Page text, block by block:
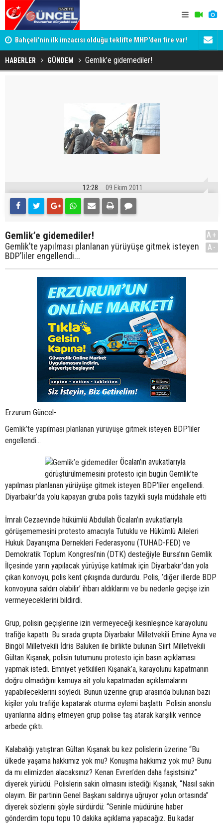
Bahçeli'nin ilk imzacısı olduğu teklifte MHP'den fire var!
İşte imzalamayan o isim
Siyaset-
HABERLER GÜNDEM Gemlik’e gidemediler!
12:28 09 Ekim 2011
Gemlik’e gidemediler!
Gemlik’te yapılması planlanan yürüyüşe gitmek isteyen
BDP’liler engellendi...
A+
A-
Erzurum Güncel-
Gemlik’te yapılması planlanan yürüyüşe gitmek isteyen BDP’liler
engellendi...
Öcalan’ın avukatlarıyla
görüştürülmemesini protesto için bugün Gemlik’te
yapılması planlanan yürüyüşe gitmek isteyen BDP’liler engellendi.
Diyarbakır’da yolu kapayan gruba polis tazyikli suyla müdahale etti
İmralı Cezaevinde hükümlü Abdullah Öcalan’ın avukatlarıyla
görüşememesini protesto amacıyla Tutuklu ve Hükümlü Aileleri
Hukuk Dayanışma Dernekleri Federasyonu (TUHAD-FED) ve
Demokratik Toplum Kongresi’nin (DTK) desteğiyle Bursa’nın Gemlik
İlçesinde yarın yapılacak yürüyüşe katılmak için Diyarbakır’dan yola
çıkan konvoyu, polis kent çıkışında durdurdu. Polis, ’diğer illerde BDP
konvoyuna saldırı olabilir’ ihbarı aldıklarını ve bu nedenle geçişe izin
vermeyeceklerini bildirdi.
Grup, polisin geçişlerine izin vermeyeceği kesinleşince karayolunu
trafiğe kapattı. Bu sırada grupta Diyarbakır Milletvekili Emine Ayna ve
Bingöl Milletvekili İdris Baluken ile birlikte bulunan Siirt Milletvekili
Gültan Kışanak, polisin tutumunu protesto için basın açıklaması
yapmak istedi. Emniyet yetkilileri Kışanak’a, karayolunu kapatmanın
doğru olmadığını kamuya ait yolu kapatmadan açıklamalarını
yapabileceklerini söyledi. Bunun üzerine grup arasında bulunan bazı
kişiler yolu trafiğe kapatarak oturma eylemi başlattı. Polisin anonslu
uyarılarına aldırış etmeyen grup polise taş atarak karşılık verince
arbede çıktı.
Kalabalığı yatıştıran Gültan Kışanak bu kez polislerin üzerine “Bu
ülkede yaşama hakkımız yok mu? Konuşma hakkımız yok mu? Bunu
da mı elimizden alacaksınız? Kenan Evren’den daha faşistsiniz”
diyerek yürüdü. Polislerin sakin olmasını istediği Kışanak, “Nasıl sakin
olayım. Bir partinin Genel Başkanı saldırıya uğruyor yolun ortasında”
diyerek sözlerini şöyle sürdürdü: “Seninle müdürüne haber
gönderdim topu topu 10 dakika açıklama yapacağız. Bu kadar